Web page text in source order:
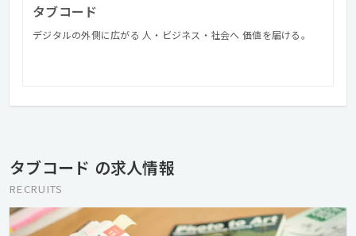
タブコード
デジタルの外側に広がる 人・ビジネス・社会へ 価値を届ける。
タブコード の求人情報
RECRUITS